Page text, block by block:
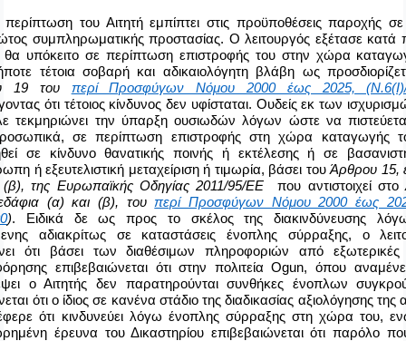
του Αιτητή εμπίπτει στις προϋποθέσεις παροχής
συμπληρωματικής προστασίας. Ο λειτουργός εξέτασε κατά
θα υπόκειτο σε περίπτωση επιστροφής του στην χώρα
τέτοια σοβαρή και αδικαιολόγητη βλάβη ως
19 του περί Προσφύγων Νόμου 2000 έως 2025, (Ν.6(Ι)/
ότι τέτοιος κίνδυνος δεν υφίσταται. Ουδείς εκ των
τεκμηριώνει την ύπαρξη ουσιωδών λόγων ώστε να
σε περίπτωση επιστροφής στη χώρα καταγωγής
σε κίνδυνο θανατικής ποινής ή εκτέλεσης ή σε
ή εξευτελιστική μεταχείριση ή τιμωρία, βάσει τουΆρθρου 15,
της Ευρωπαϊκής Οδηγίας 2011/95/ΕΕ που αντιστοιχεί στο
(α) και (β), του περί Προσφύγων Νόμου 2000 έως
). Ειδικά δε ως προς το σκέλος της διακινδύνευσης
αδιακρίτως σε καταστάσεις ένοπλης σύρραξης, ο
ότι βάσει των διαθέσιμων πληροφοριών από εξωτερικές
επιβεβαιώνεται ότι στην πολιτείαOgun, όπου
ο Αιτητής δεν παρατηρούνται συνθήκες ένοπλων
ότι ο ίδιος σε κανένα στάδιο της διαδικασίας αξιολόγησης της
ότι κινδυνεύει λόγω ένοπλης σύρραξης στη χώρα του,
έρευνα του Δικαστηρίου επιβεβαιώνεται ότι παρόλο